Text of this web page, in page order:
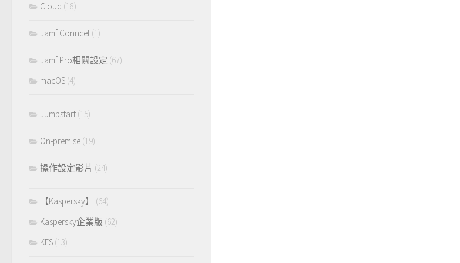
Cloud (18)
Jamf Conncet (1)
Jamf Pro相關設定 (67)
macOS (4)
Jumpstart (15)
On-premise (19)
操作設定影片 (24)
【Kaspersky】
(64)
Kaspersky企業版 (62)
KES (13)